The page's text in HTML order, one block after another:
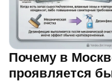
Почему в
проявляется